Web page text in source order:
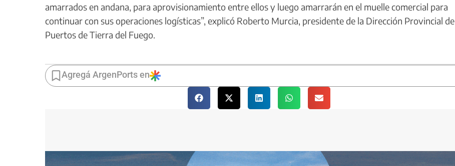
amarrados en andana, para aprovisionamiento entre ellos y luego amarrarán en el muelle comercial para
continuar con sus operaciones logísticas”, explicó Roberto Murcia, presidente de la Dirección Provincial de
Puertos de Tierra del Fuego.
Agregá ArgenPorts en